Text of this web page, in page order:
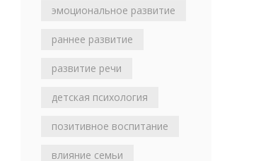
эмоциональное развитие
раннее развитие
развитие речи
детская психология
позитивное воспитание
влияние семьи